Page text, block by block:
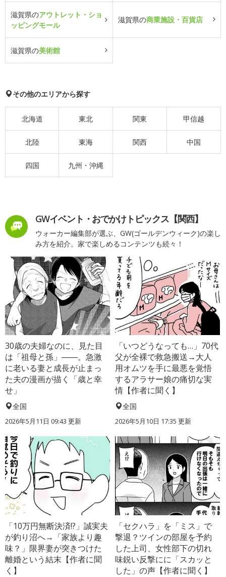
滋賀県のアウトレット・ショ
ッピングモール
滋賀県の商業施設・百貨店
滋賀県の美術館
その他のエリアから探す
北海道 東北 関東 甲信越
北陸 東海 関西 中国
四国 九州・沖縄
GWイベント・おでかけトピックス【関西】
ウォーカー編集部が選ぶ、GW(ゴールデンウィーク)の楽し
み方を紹介。家で楽しめるコンテンツも続々！
30歳の夫婦なのに、見た目
は「祖母と孫」――。急激
に老いる妻と成長が止まっ
た夫の漫画が描く「歳と幸
せ」
全国
2026年5月11日 09:43 更新
「いつどうなっても…」70代
父が全裸で救急搬送→大人
用オムツを手に最悪を覚悟
するアラサー娘の痛切な実
情【作者に聞く】
全国
2026年5月10日 17:35 更新
「10万円無断決済!?」誠実夫
が釣り沼へ→「家族より趣
味？」限界妻が突きつけた
離婚という結末【作者に聞
く】
「セクハラ」を「ミス」で
撃退？ツインの部屋を予約
した上司、女性部下の切れ
味鋭い反撃にに「スカッと
した」の声【作者に聞く】